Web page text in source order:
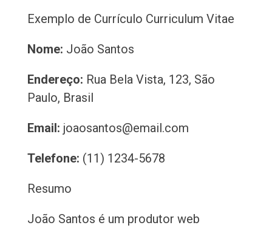
Exemplo de Currículo Curriculum Vitae
Nome: João Santos
Endereço: Rua Bela Vista, 123, São
Paulo, Brasil
Email: joaosantos@email.com
Telefone: (11) 1234-5678
Resumo
João Santos é um produtor web